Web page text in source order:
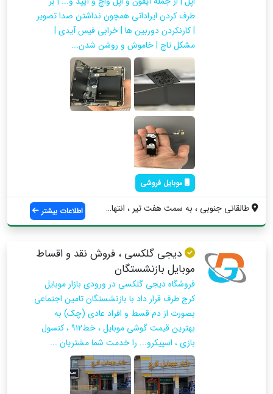
طرف کردن ایراداتی همچون نداشتن صدا تصویر
| کارنکردن دوربین ها | خرابی فیس آیدی |
مشکل تاچ | خاموش و روشن شدن...
موبایل فروشی
طالقانی جنوبی ، به سمت هفت تیر ، انتهای ... اطلاعات بیشتر
دیجی گلکسی ، فروش نقد و اقساط
موبایل بازنشستگان
فروشگاه دیجی گلکسی در ورودی بازار موبایل
کرج طرف قرار داد با بازنشستگان تامین اجتماعی
بصورت از دم قسط و افراد عادی (چک) به
بهترین قیمت گوشی موبایل ، خط۹۱۲ ، کنسول
بازی ، اسپیکرو... را خدمت شما مشتریان ...